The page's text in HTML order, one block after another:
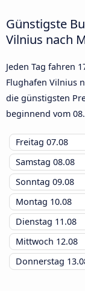
Günstigste
Vilnius nach
Jeden Tag fahren
Flughafen Vilnius
die günstigsten
beginnend vom
Freitag 07.08
Samstag 08.08
Sonntag 09.08
Montag 10.08
Dienstag 11.08
Mittwoch 12.08
Donnerstag